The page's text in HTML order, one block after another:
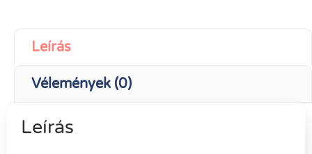
Leírás
Vélemények (0)
Leírás